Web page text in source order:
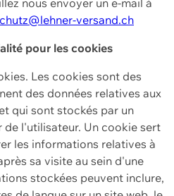
versand.ch
pour les cookies
Les cookies sont des
des données relatives aux
qui sont stockés par un
l'utilisateur. Un cookie sert
les informations relatives à
sa visite au sein d'une
stockées peuvent inclure,